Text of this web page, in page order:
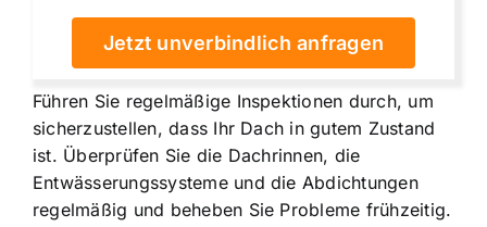
Jetzt unverbindlich anfragen
Führen Sie regelmäßige Inspektionen durch, um
sicherzustellen, dass Ihr Dach in gutem Zustand
ist. Überprüfen Sie die Dachrinnen, die
Entwässerungssysteme und die Abdichtungen
regelmäßig und beheben Sie Probleme frühzeitig.